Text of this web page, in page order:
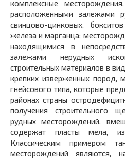
комплексные
расположенными залежами
свинцово-цинковых,
железа и марганца;
находящимися в
залежами нерудных
строительных материалов в
крепких изверженных пород,
гнейсового типа, которые
районах страны
получения строительного
рудных месторождений,
содержат пласты мела,
Классическим примером
месторождений являются,